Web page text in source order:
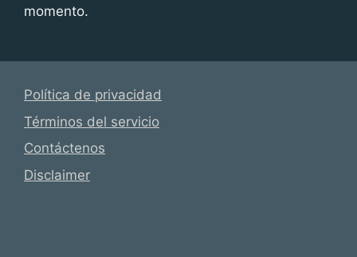
momento.
Política de privacidad
Términos del servicio
Contáctenos
Disclaimer